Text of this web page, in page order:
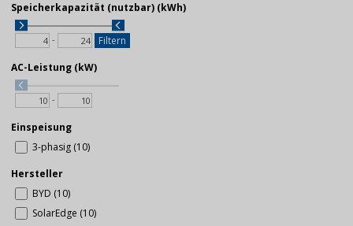
Speicherkapazität (nutzbar) (kWh)
-
Filtern
AC-Leistung (kW)
-
Einspeisung
3-phasig (10)
Hersteller
BYD (10)
SolarEdge (10)